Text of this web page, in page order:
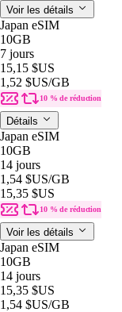
Voir les détails
Japan eSIM
10GB
7 jours
15,15 $US
1,52 $US/GB
10 % de réduction
Détails
Japan eSIM
10GB
14 jours
1,54 $US/GB
15,35 $US
10 % de réduction
Voir les détails
Japan eSIM
10GB
14 jours
15,35 $US
1,54 $US/GB